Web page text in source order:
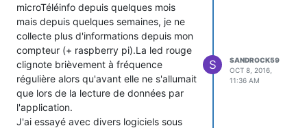
microTéléinfo depuis quelques mois
mais depuis quelques semaines, je ne
collecte plus d'informations depuis mon
compteur (+ raspberry pi).La led rouge
clignote brièvement à fréquence
régulière alors qu'avant elle ne s'allumait
que lors de la lecture de données par
l'application.
J'ai essayé avec divers logiciels sous
S
SANDROCK59
OCT 8, 2016,
11:36 AM